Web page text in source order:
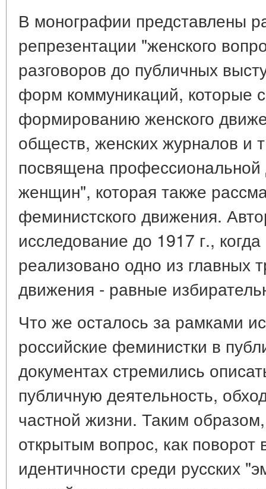
В монографии представлены
репрезентации "женского
разговоров до публичных
форм коммуникаций, которые
формированию женского
обществ, женских журналов и
посвящена профессиональной
женщин", которая также
феминистского движения.
исследование до 1917 г.,
реализовано одно из главных
движения - равные
Что же осталось за рамками
российские феминистки в
документах стремились
публичную деятельность,
частной жизни. Таким
открытым вопрос, как поворот
идентичности среди русских